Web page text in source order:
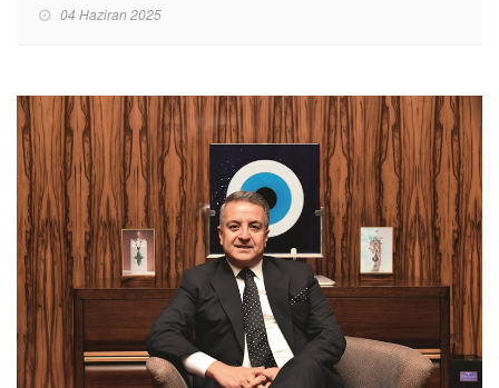
04 Haziran 2025